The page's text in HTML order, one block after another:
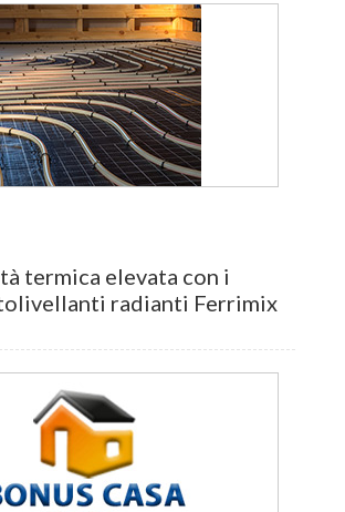
termica elevata con i
radianti Ferrimix